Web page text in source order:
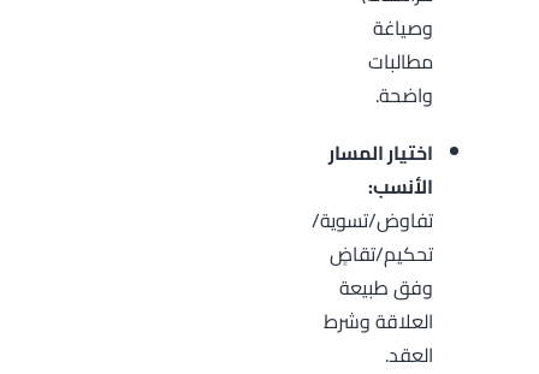
وصياغة
مطالبات
واضحة.
اختيار المسار
الأنسب:
تفاوض/تسوية/
تحكيم/تقاضٍ
وفق طبيعة
العلاقة وشرط
العقد.